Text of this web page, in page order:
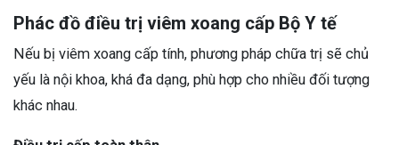
Phác đồ điều trị viêm xoang cấp Bộ Y tế
Nếu bị viêm xoang cấp tính, phương pháp chữa trị sẽ chủ
yếu là nội khoa, khá đa dạng, phù hợp cho nhiều đối tượng
khác nhau.